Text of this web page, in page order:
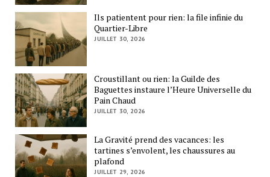
Ils patientent pour rien: la file infinie du
Quartier-Libre
JUILLET 30, 2026
Croustillant ou rien: la Guilde des
Baguettes instaure l’Heure Universelle du
Pain Chaud
JUILLET 30, 2026
La Gravité prend des vacances: les
tartines s’envolent, les chaussures au
plafond
JUILLET 29, 2026